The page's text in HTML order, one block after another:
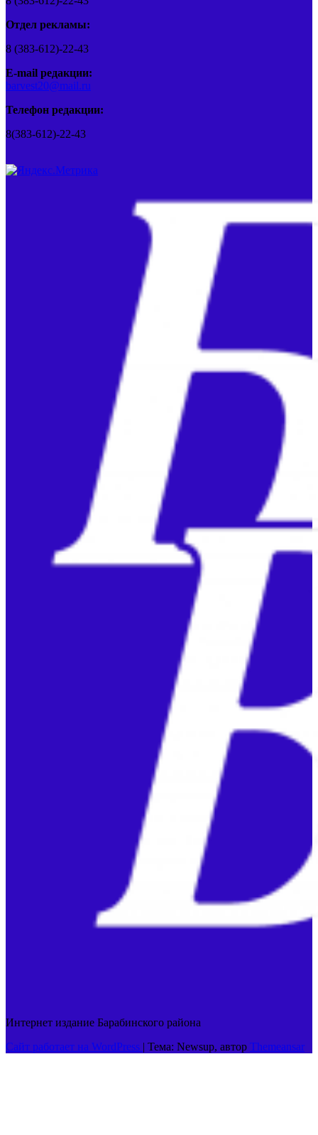
Отдел рекламы:
8 (383-612)-22-43
E-mail редакции:
barvest20@mail.ru
Телефон редакции:
8(383-612)-22-43
Интернет издание Барабинского района
Сайт работает на WordPress | Тема: Newsup, автор Themeansar